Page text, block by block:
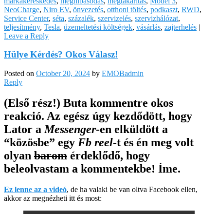
NeoCharge, Niro EV, önvezetés, otthoni töltés, podkaszt, RWD,
Service Center, séta, százalék, szervizelés, szervizhálózat,
teljesítmény, Tesla, üzemeltetési költségek, vásárlás, zajterhelés |
Leave a Reply
Hülye Kérdés? Okos Válasz!
Posted on October 20, 2024 by EMOBadmin
Reply
(Első rész!) Buta kommentre okos
reakció. Az egész úgy kezdődött, hogy
Lator a Messenger-en elküldött a
“közösbe” egy Fb reel-t és én meg volt
olyan barom érdeklődő, hogy
beleolvastam a kommentekbe! Íme.
Ez lenne az a videó, de ha valaki be van oltva Facebook ellen,
akkor az megnézheti itt és most: